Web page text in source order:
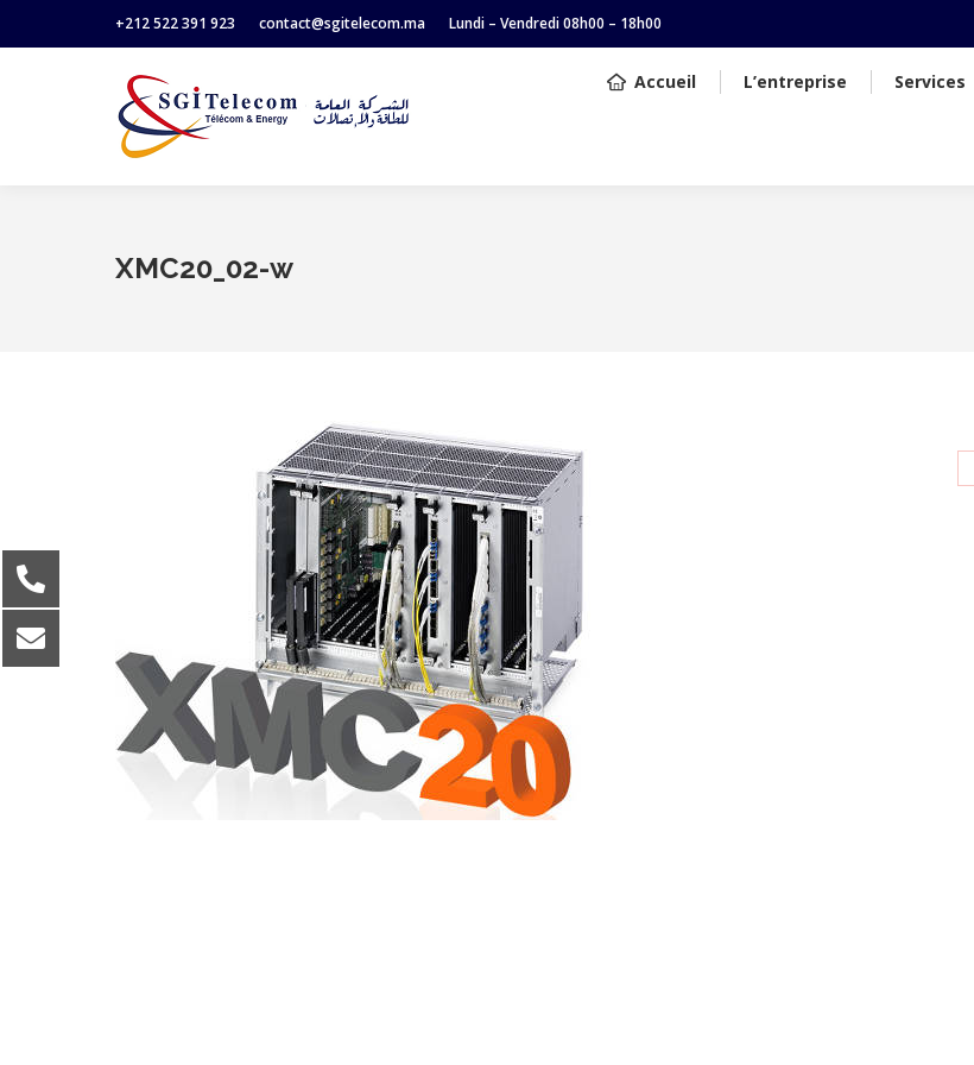
+212 522 391 923 contact@sgitelecom.ma Lundi – Vendredi 08h00 – 18h00
Accueil L’entreprise Services
XMC20_02-w